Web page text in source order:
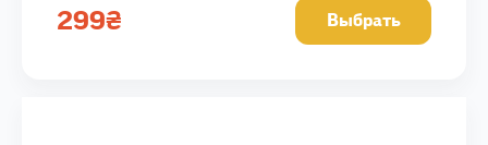
299₴ Выбрать